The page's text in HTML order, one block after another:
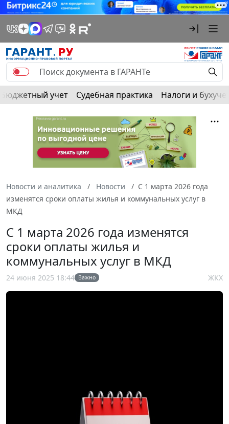
Бюджетный учет Судебная практика Налоги и
Новости и аналитика Новости
С 1 марта 2026 года
изменятся сроки оплаты жилья и коммунальных услуг в
МКД
С 1 марта 2026 года изменятся
сроки оплаты жилья и
коммунальных услуг в МКД
24 июня 2025 18:44 Важно ЖКХ